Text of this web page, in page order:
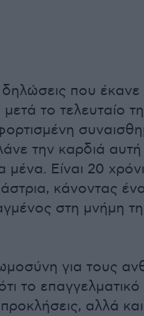
που
το τελευταίο
την καρδιά αυτή
μένα. Είναι 20
κάνοντας
στη μνήμη
για τους
το επαγγελματικό
αλλά